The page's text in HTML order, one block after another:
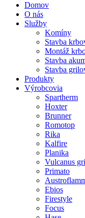
Domov
O nás
Služby
Komíny
Stavba
Montáž
Stavba
Stavba
Produkty
Výrobcovia
Spartherm
Hoxter
Brunner
Romotop
Rika
Kalfire
Planika
Vulcanus
Primato
Ebios
Firestyle
Focus